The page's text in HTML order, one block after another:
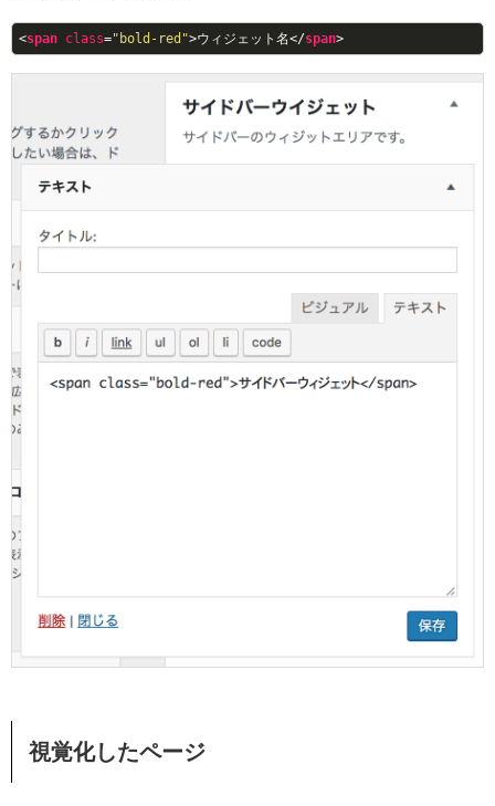
<span class="bold-red">ウィジェット名</span>
視覚化したページ